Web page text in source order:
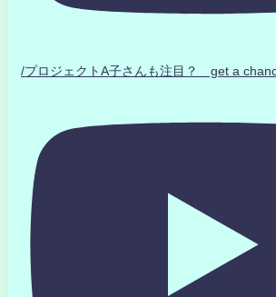
/プロジェクトA子さんも注目？ get a